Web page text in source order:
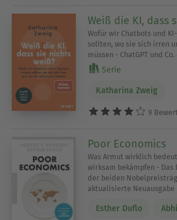
Weiß die KI, dass
Wofür wir Chatbots und
sollten, wo sie sich irren
müssen - ChatGPT und
Serie
Katharina Zweig
9
Poor Economics
Was Armut wirklich
wirksam bekämpfen - Das
der beiden
aktualisierte Neuausgabe
Esther Duflo